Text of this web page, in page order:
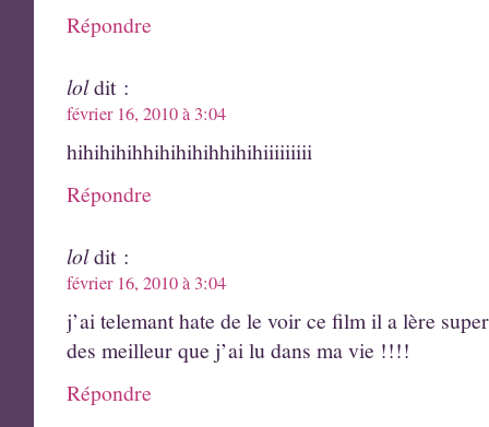
Répondre
loldit :
février 16, 2010 à 3:04
hihihihihhihihihihhihihiiiiiiiii
Répondre
loldit :
février 16, 2010 à 3:04
j’ai telemant hate de le voir ce film il a lère
des meilleur que j’ai lu dans ma vie !!!!
Répondre